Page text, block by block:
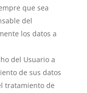
que sea
del
los datos a
del Usuario a
de sus datos
tratamiento de